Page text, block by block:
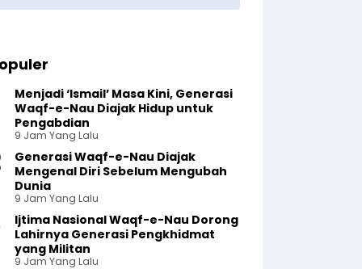
Menjadi ‘Ismail’ Masa Kini, Generasi
Waqf-e-Nau Diajak Hidup untuk
Pengabdian
9 Jam Yang Lalu
Generasi Waqf-e-Nau Diajak
Mengenal Diri Sebelum Mengubah
Dunia
9 Jam Yang Lalu
Ijtima Nasional Waqf-e-Nau Dorong
Lahirnya Generasi Pengkhidmat
yang Militan
9 Jam Yang Lalu